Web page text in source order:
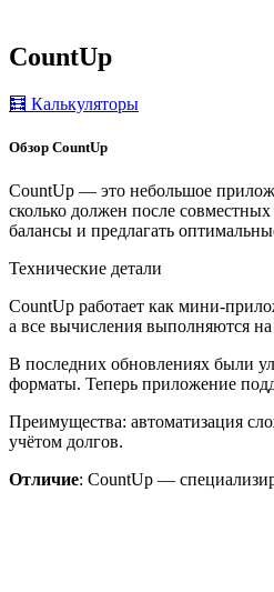
CountUp
🧮 Калькуляторы
Обзор CountUp
CountUp — это небольшое
сколько должен после
балансы и предлагать
Технические детали
CountUp работает как мини-
а все вычисления выполняются на
В последних обновлениях были
форматы. Теперь приложение
Преимущества: автоматизация
учётом долгов.
Отличие: CountUp —